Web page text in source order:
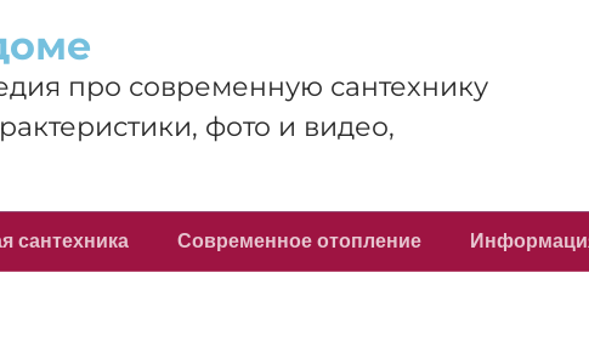
про современную сантехнику
фото и видео,
сантехника Современное отопление